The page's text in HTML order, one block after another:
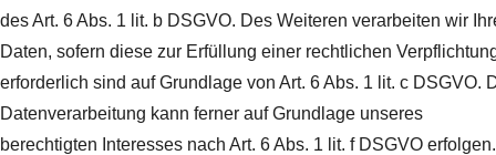
des Art. 6 Abs. 1 lit. b DSGVO. Des Weiteren verarbeiten wir
Daten, sofern diese zur Erfüllung einer rechtlichen
erforderlich sind auf Grundlage von Art. 6 Abs. 1 lit. c DSGVO.
Datenverarbeitung kann ferner auf Grundlage unseres
berechtigten Interesses nach Art. 6 Abs. 1 lit. f DSGVO erfolgen.